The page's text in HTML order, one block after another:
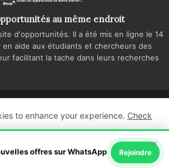
au même endroit
d'opportunités. Il a été mis en ligne le 14
en aide aux étudiants et chercheurs des
facilitant la tache dans leurs recherches
Cameroon Desk
Regie publicitaire
to enhance your experience. Check
×
offres sur WhatsApp Rejoindre